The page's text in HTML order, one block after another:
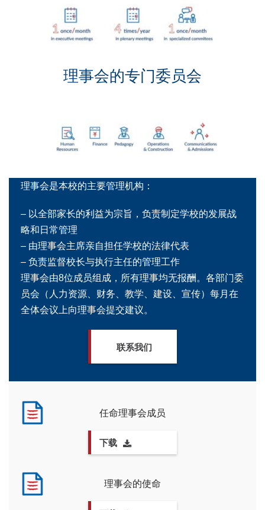
理事会的专门委员会
理事会是本校的主要管理机构：
– 以全部家长的利益为宗旨，负责制定学校的发展战
略和日常管理
– 由理事会主席亲自担任学校的法律代表
– 负责监督校长与执行主任的管理工作
理事会由8位成员组成，所有理事均无报酬。各部门委
员会（人力资源、财务、教学、建设、宣传）每月在
全体会议上向理事会提交建议。
联系我们
任命理事会成员
下载
理事会的使命